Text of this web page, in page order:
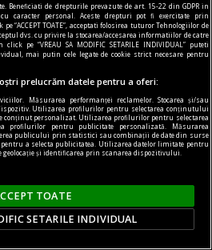
Beneficiati de drepturile prevazute de art. 15-22 din GDPR in
caracter personal. Aceste drepturi pot fi exercitate prin
pe “ACCEPT TOATE”, acceptati folosirea tuturor Tehnologiilor de
dvs. cu privire la stocarea/accesarea informatiilor de catre
pe “VREAU SA MODIFIC SETARILE INDIVIDUAL” puteti
mai putin cele legate de cookie strict necesare pentru
prelucrăm datele pentru a oferi:
Măsurarea performanței reclamelor. Stocarea și/sau
Utilizarea profilurilor pentru selectarea conținutului
conținut personalizat. Utilizarea profilurilor pentru selectarea
profilurilor pentru publicitate personalizată. Măsurarea
publicului prin statistici sau combinații de date din surse
a selecta publicitatea. Utilizarea datelor limitate pentru
geolocație și identificarea prin scanarea dispozitivului.
TOATE
SETARILE INDIVIDUAL